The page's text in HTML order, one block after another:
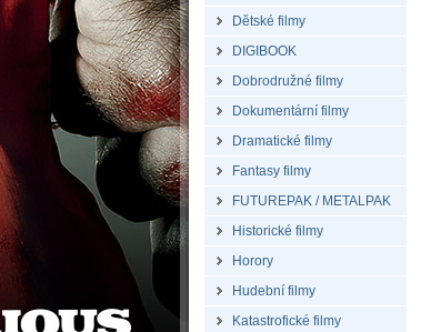
Dětské filmy
DIGIBOOK
Dobrodružné filmy
Dokumentární filmy
Dramatické filmy
Fantasy filmy
FUTUREPAK / METALPAK
Historické filmy
Horory
Hudební filmy
Katastrofické filmy